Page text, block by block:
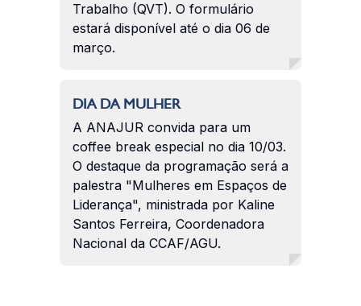
Trabalho (QVT). O formulário
estará disponível até o dia 06 de
março.
DIA DA MULHER
A ANAJUR convida para um
coffee break especial no dia 10/03.
O destaque da programação será a
palestra "Mulheres em Espaços de
Liderança", ministrada por Kaline
Santos Ferreira, Coordenadora
Nacional da CCAF/AGU.